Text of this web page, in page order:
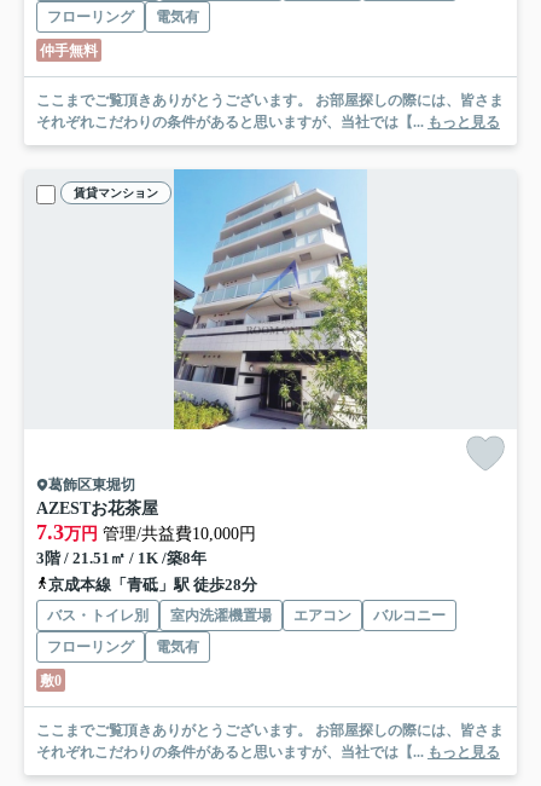
フローリング
電気有
仲手無料
ここまでご覧頂きありがとうございます。 お部屋探しの際には、皆さま
それぞれこだわりの条件があると思いますが、当社では【... もっと見る
賃貸マンション
葛飾区東堀切
AZESTお花茶屋
7.3万円 管理/共益費10,000円
3階 / 21.51㎡ / 1K /築8年
京成本線「青砥」駅 徒歩28分
バス・トイレ別 室内洗濯機置場 エアコン
バルコニー
フローリング
電気有
敷0
ここまでご覧頂きありがとうございます。 お部屋探しの際には、皆さま
それぞれこだわりの条件があると思いますが、当社では【... もっと見る